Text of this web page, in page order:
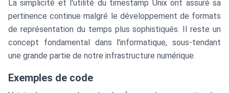
La simplicité et l'utilité du timestamp Unix ont assuré sa
pertinence continue malgré le développement de formats
de représentation du temps plus sophistiqués. Il reste un
concept fondamental dans l'informatique, sous-tendant
une grande partie de notre infrastructure numérique.
Exemples de code